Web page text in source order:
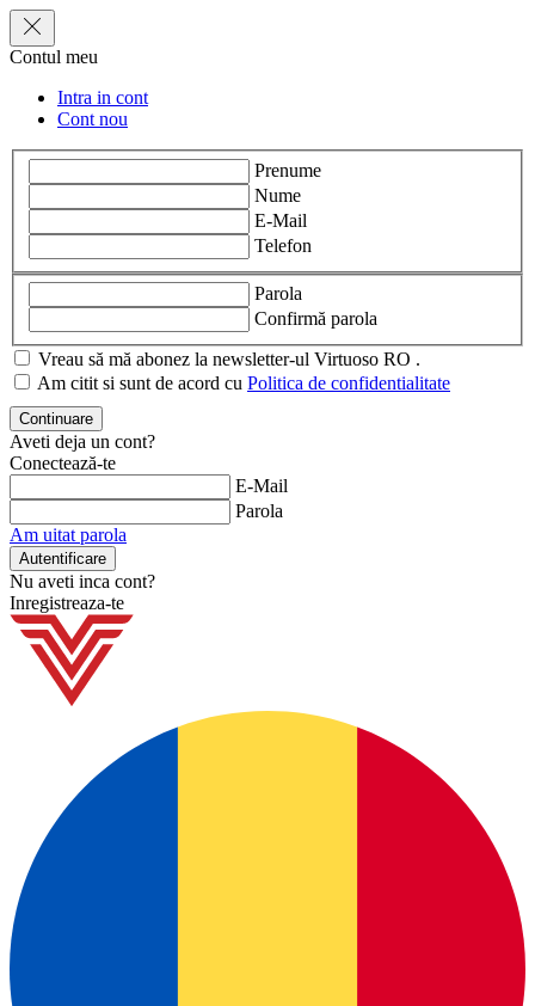
Contul meu
Intra in cont
Cont nou
Prenume
Nume
E-Mail
Telefon
Parola
Confirmă parola
Vreau să mă abonez la newsletter-ul Virtuoso RO .
Am citit si sunt de acord cu Politica de confidentialitate
Aveti deja un cont?
Conectează-te
E-Mail
Parola
Am uitat parola
Nu aveti inca cont?
Inregistreaza-te